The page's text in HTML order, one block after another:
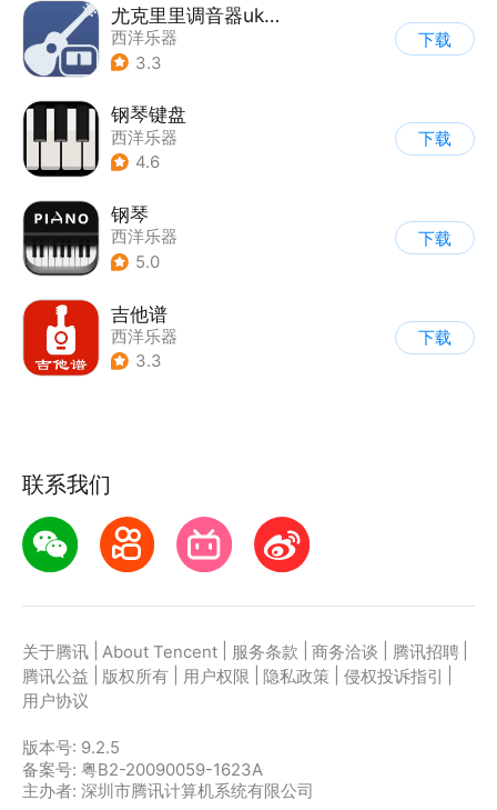
尤克里里调音器ukulele
西洋乐器
3.3
下载
钢琴键盘
西洋乐器
4.6
下载
钢琴
西洋乐器
5.0
下载
吉他谱
西洋乐器
3.3
下载
联系我们
关于腾讯 About Tencent 服务条款 商务洽谈 腾讯招聘
腾讯公益
版权所有 用户权限 隐私政策 侵权投诉指引
用户协议
版本号: 9.2.5
备案号: 粤B2-20090059-1623A
主办者: 深圳市腾讯计算机系统有限公司